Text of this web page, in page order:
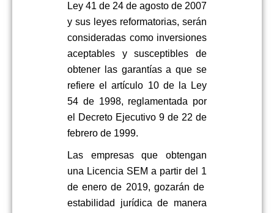
Ley 41 de 24 de agosto de 2007
y sus leyes reformatorias, serán
consideradas como inversiones
aceptables y susceptibles de
obtener las garantías a que se
refiere el artículo 10 de la Ley
54 de 1998, reglamentada por
el Decreto Ejecutivo 9 de 22 de
febrero de 1999.
Las empresas que obtengan
una Licencia SEM a partir del 1
de enero de 2019, gozarán de
estabilidad jurídica de manera